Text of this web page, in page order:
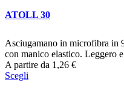
ATOLL 30
Asciugamano in microfibra in
con manico elastico. Leggero
A partire da 1,26 €
Scegli